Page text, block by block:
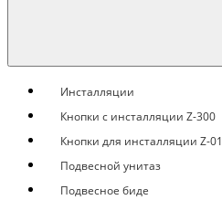
Инсталляции
Кнопки с инсталляции Z-300
Кнопки для инсталляции Z-01
Подвесной унитаз
Подвесное биде